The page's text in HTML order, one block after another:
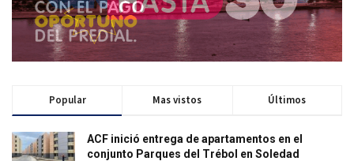
Popular Mas vistos Últimos
ACF inició entrega de apartamentos en el
conjunto Parques del Trébol en Soledad